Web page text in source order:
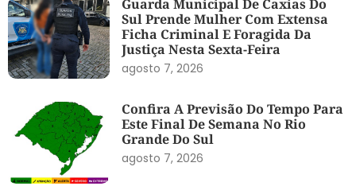
Guarda Municipal De Caxias Do
Sul Prende Mulher Com Extensa
Ficha Criminal E Foragida Da
Justiça Nesta Sexta-Feira
agosto 7, 2026
Confira A Previsão Do Tempo Para
Este Final De Semana No Rio
Grande Do Sul
agosto 7, 2026